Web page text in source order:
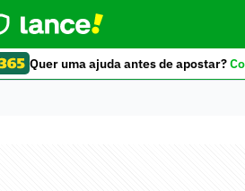
Quer uma ajuda antes de apostar?